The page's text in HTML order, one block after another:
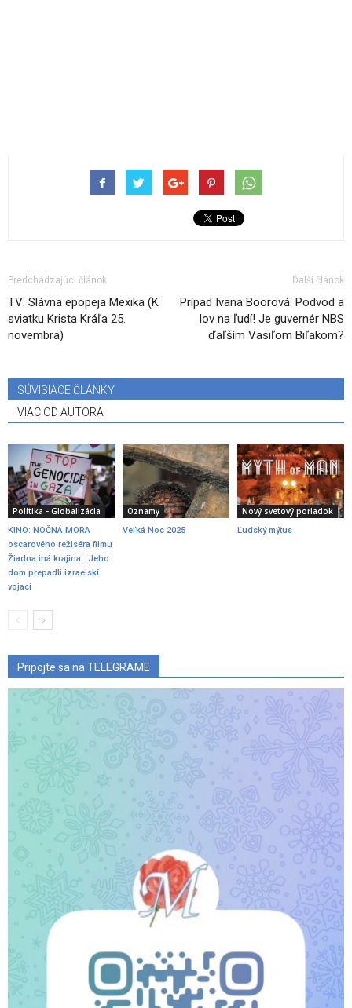
Predchádzajúci článok
TV: Slávna epopeja Mexika (K
sviatku Krista Kráľa 25.
novembra)
Ďalší článok
Prípad Ivana Boorová: Podvod a
lov na ľudí! Je guvernér NBS
ďaľším Vasiľom Biľakom?
SÚVISIACE ČLÁNKY
VIAC OD AUTORA
Politika - Globalizácia
KINO: NOČNÁ MORA
oscarového režiséra filmu
Žiadna iná krajina : Jeho
dom prepadli izraelskí
vojaci
Oznamy
Veľká Noc 2025
Nový svetový poriadok
Ľudský mýtus
Pripojte sa na TELEGRAME